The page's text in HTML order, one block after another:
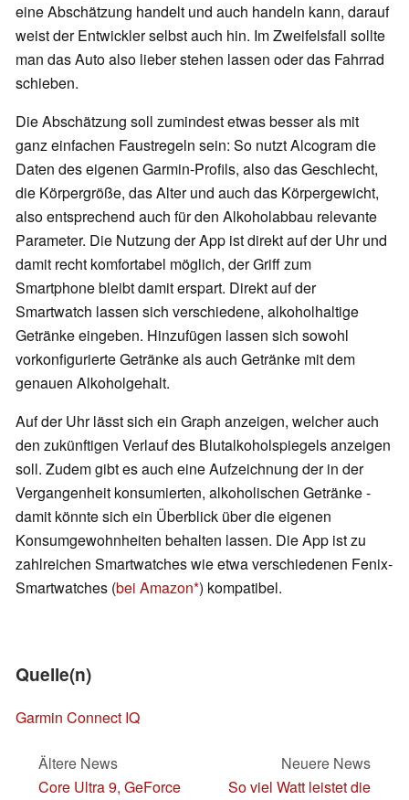
eine Abschätzung handelt und auch handeln kann, darauf
weist der Entwickler selbst auch hin. Im Zweifelsfall sollte
man das Auto also lieber stehen lassen oder das Fahrrad
schieben.
Die Abschätzung soll zumindest etwas besser als mit
ganz einfachen Faustregeln sein: So nutzt Alcogram die
Daten des eigenen Garmin-Profils, also das Geschlecht,
die Körpergröße, das Alter und auch das Körpergewicht,
also entsprechend auch für den Alkoholabbau relevante
Parameter. Die Nutzung der App ist direkt auf der Uhr und
damit recht komfortabel möglich, der Griff zum
Smartphone bleibt damit erspart. Direkt auf der
Smartwatch lassen sich verschiedene, alkoholhaltige
Getränke eingeben. Hinzufügen lassen sich sowohl
vorkonfigurierte Getränke als auch Getränke mit dem
genauen Alkoholgehalt.
Auf der Uhr lässt sich ein Graph anzeigen, welcher auch
den zukünftigen Verlauf des Blutalkoholspiegels anzeigen
soll. Zudem gibt es auch eine Aufzeichnung der in der
Vergangenheit konsumierten, alkoholischen Getränke -
damit könnte sich ein Überblick über die eigenen
Konsumgewohnheiten behalten lassen. Die App ist zu
zahlreichen Smartwatches wie etwa verschiedenen Fenix-
Smartwatches (bei Amazon ) kompatibel.
Quelle(n)
Garmin Connect IQ
Ältere News
Core Ultra 9, GeForce
Neuere News
So viel Watt leistet die